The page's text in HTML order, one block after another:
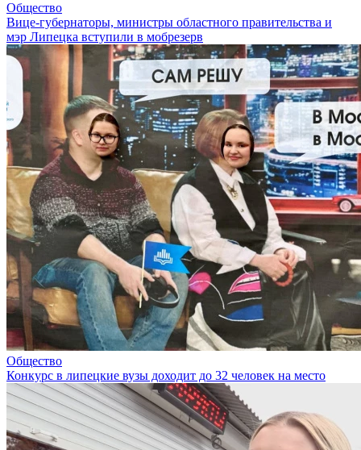
Общество
Вице-губернаторы, министры областного правительства и
мэр Липецка вступили в мобрезерв
Общество
Конкурс в липецкие вузы доходит до 32 человек на место